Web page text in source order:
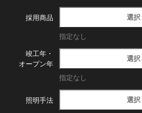
採用商品 選択
指定なし
竣工年・
オープン年
選択
指定なし
照明手法 選択